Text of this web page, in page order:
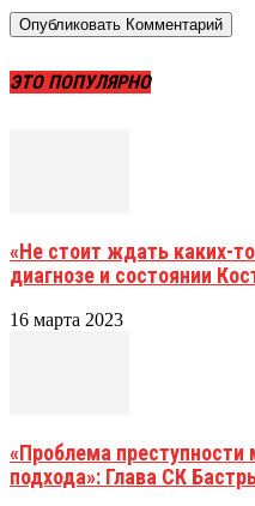
ЭТО ПОПУЛЯРНО
«Не стоит ждать каких-
диагнозе и состоянии
16 марта 2023
«Проблема преступности
подхода»: Глава СК